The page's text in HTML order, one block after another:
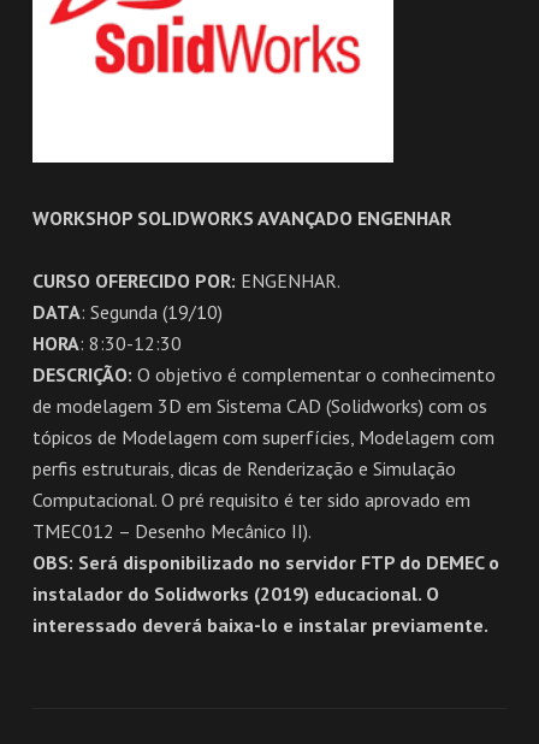
WORKSHOP SOLIDWORKS AVANÇADO ENGENHAR
CURSO OFERECIDO POR: ENGENHAR.
DATA: Segunda (19/10)
HORA: 8:30-12:30
DESCRIÇÃO: O objetivo é complementar o conhecimento
de modelagem 3D em Sistema CAD (Solidworks) com os
tópicos de Modelagem com superfícies, Modelagem com
perfis estruturais, dicas de Renderização e Simulação
Computacional. O pré requisito é ter sido aprovado em
TMEC012 – Desenho Mecânico II).
OBS: Será disponibilizado no servidor FTP do DEMEC o
instalador do Solidworks (2019) educacional. O
interessado deverá baixa-lo e instalar previamente.